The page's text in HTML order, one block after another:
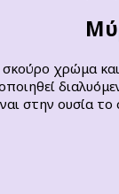
χρώμα και
στην